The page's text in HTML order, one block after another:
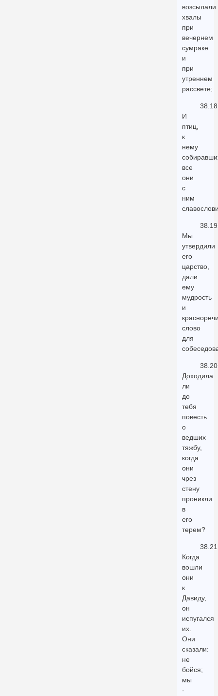
возсылали
хвалы
при
вечернем
сумраке
и
при
утреннем
рассвете;
38.18
И
птиц,
к
нему
все
они
с
ним
38.19
Мы
утвердили
его
царство,
дали
ему
мудрость
и
слово
для
38.20
Доходила
ли
до
тебя
повесть
о
ведших
тяжбу,
когда
они
чрез
стену
проникли
в
его
терем?
38.21
Когда
вошли
они
к
Давиду,
он
испугался
их.
Они
сказали:
не
бойся;
мы
-